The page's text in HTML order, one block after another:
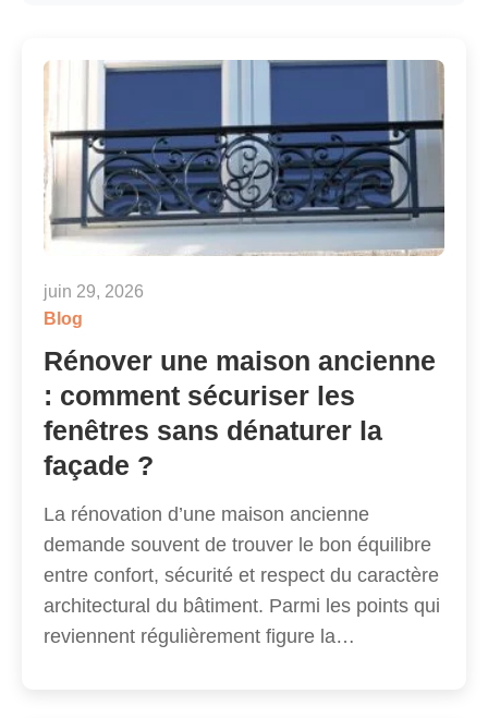
juin 29, 2026
Blog
Rénover une maison ancienne
: comment sécuriser les
fenêtres sans dénaturer la
façade ?
La rénovation d’une maison ancienne
demande souvent de trouver le bon équilibre
entre confort, sécurité et respect du caractère
architectural du bâtiment. Parmi les points qui
reviennent régulièrement figure la…